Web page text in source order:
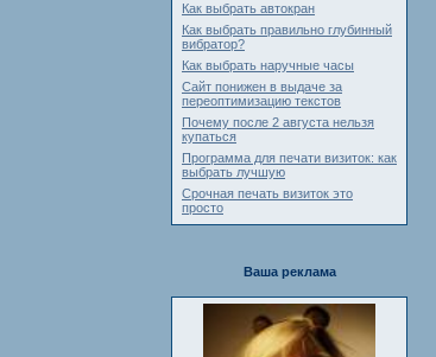
Как выбрать автокран
Как выбрать правильно глубинный
вибратор?
Как выбрать наручные часы
Сайт понижен в выдаче за
переоптимизацию текстов
Почему после 2 августа нельзя
купаться
Программа для печати визиток: как
выбрать лучшую
Срочная печать визиток это
просто
Ваша реклама